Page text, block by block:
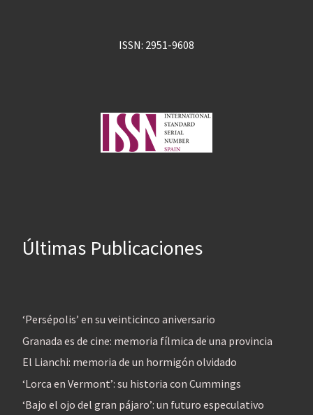
ISSN: 2951-9608
Últimas Publicaciones
‘Persépolis’ en su veinticinco aniversario
Granada es de cine: memoria fílmica de una provincia
El Lianchi: memoria de un hormigón olvidado
‘Lorca en Vermont’: su historia con Cummings
‘Bajo el ojo del gran pájaro’: un futuro especulativo